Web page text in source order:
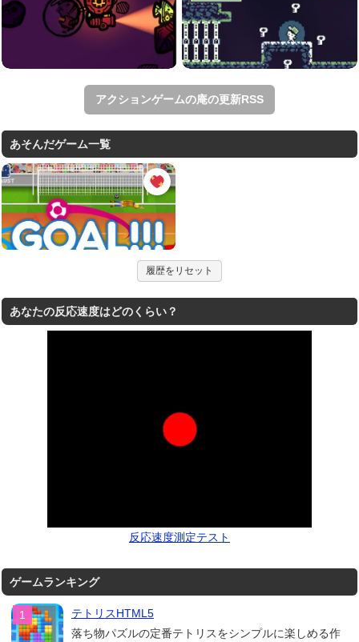
アクションゲームの庵の更新RSS
あそんだゲーム一覧
履歴をリセット
あなたの反応速度はどのくらい？
反応速度測定テスト
ゲームランキング
テトリスHTML5
落ち物パズルの定番テトリスをシンプルに楽しめる作